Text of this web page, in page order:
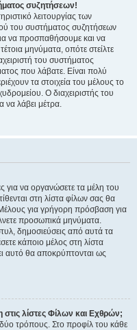
συζητήσεων!
λειτουργίας των
του συστήματος συζητήσεων
να προσπαθήσουμε και να
μηνύματα, οπότε στείλτε
του συστήματος
που λάβατε. Είναι πολύ
τα στοιχεία του μέλους το
Ο διαχειριστής του
να λάβει μέτρα.
για να οργανώσετε τα μέλη του
στη λίστα φίλων σας θα
για γρήγορη πρόσβαση για
προσωπικά μηνύματα.
δημοσιεύσεις από αυτά τα
κάποιο μέλος στη λίστα
αυτό θα αποκρύπτονται ως
λίστες Φίλων και Εχθρών;
δύο τρόπους. Στο προφίλ του κάθε